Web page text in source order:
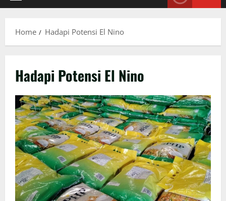
Home Hadapi Potensi El Nino
Hadapi Potensi El Nino